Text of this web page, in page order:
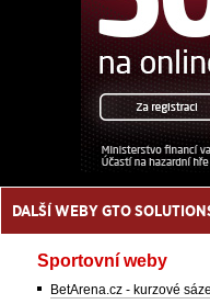
DALŠÍ WEBY GTO
Sportovní weby
BetArena.cz - kurzové